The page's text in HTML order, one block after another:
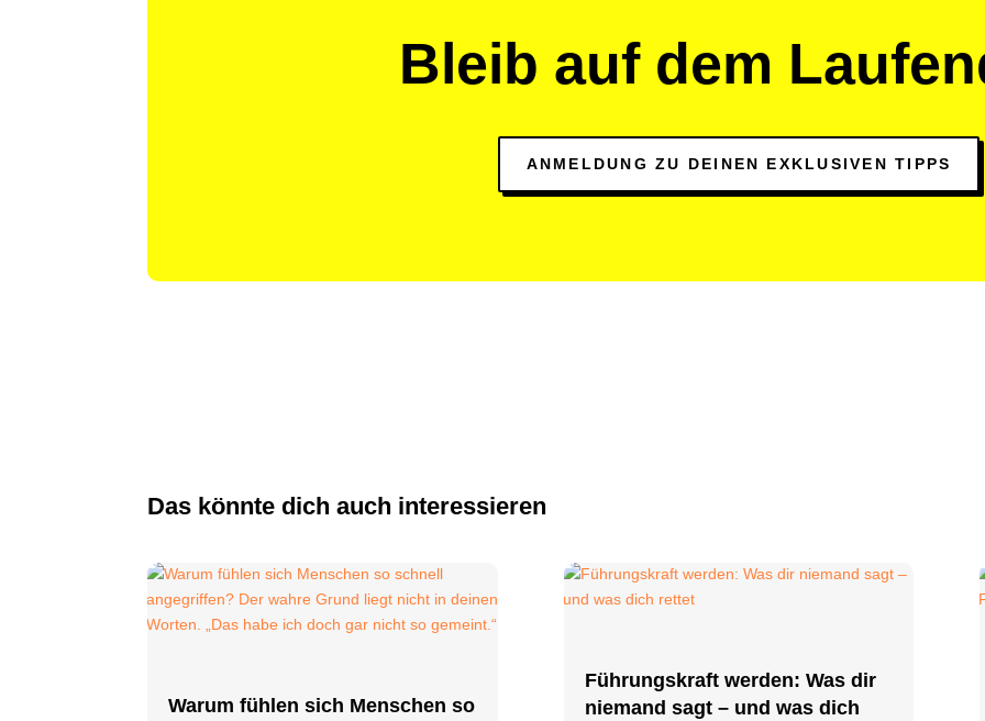
Bleib auf dem
ANMELDUNG ZU DEINEN EXKLUSIVEN TIPPS
Das könnte dich auch interessieren
Warum fühlen sich Menschen so
Führungskraft werden: Was dir
niemand sagt – und was dich